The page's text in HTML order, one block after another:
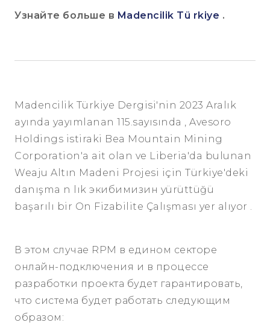
Узнайте больше в Madencilik Tü rkiye .
Madencilik Türkiye Dergisi'nin 2023 Aralık
ayında yayımlanan 115.sayısında , Avesoro
Holdings istiraki Bea Mountain Mining
Corporation'a ait olan ve Liberia'da bulunan
Weaju Altın Madeni Projesi için Türkiye'deki
danışma n lık экибимизин yürüttüğü
başarılı bir On Fizabilite Çalışması yer alıyor .
В этом случае RPM в едином секторе
онлайн-подключения и в процессе
разработки проекта будет гарантировать,
что система будет работать следующим
образом: